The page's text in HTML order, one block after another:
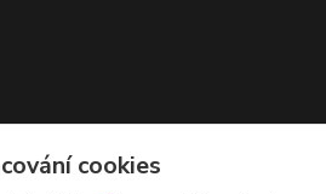
cookies